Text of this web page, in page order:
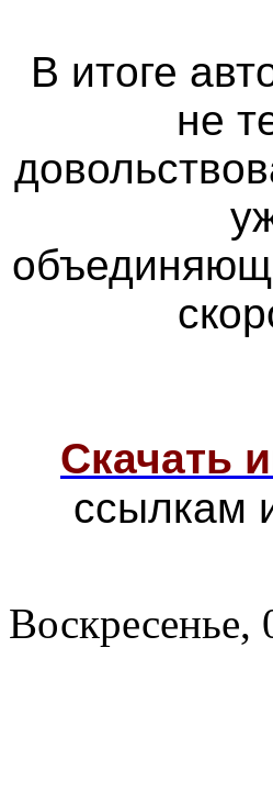
В итоге
не
Скачать
ссылкам
Воскресенье,